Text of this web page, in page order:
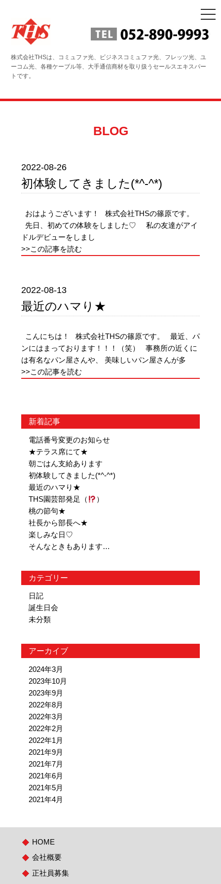
株式会社THSは、コミュファ光、ビジネスコミュファ光、フレッツ光、ユ
ーコム光、各種ケーブル等、大手通信商材を取り扱うセールスエキスパー
トです。
BLOG
2022-08-26
初体験してきました(*^-^*)
おはようございます！ 株式会社THSの篠原です。
先日、初めての体験をしました♡ 私の友達がアイ
ドルデビューをしまし
>>この記事を読む
2022-08-13
最近のハマり★
こんにちは！ 株式会社THSの篠原です。 最近、パ
ンにはまっております！！！（笑） 事務所の近くに
は有名なパン屋さんや、 美味しいパン屋さんが多
>>この記事を読む
新着記事
電話番号変更のお知らせ
★テラス席にて★
朝ごはん支給あります
初体験してきました(*^-^*)
最近のハマり★
THS園芸部発足（
）
桃の節句★
社長から部長へ★
楽しみな日♡
そんなときもあります…
カテゴリー
日記
誕生日会
未分類
アーカイブ
2024年3月
2023年10月
2023年9月
2022年8月
2022年3月
2022年2月
2022年1月
2021年9月
2021年7月
2021年6月
2021年5月
2021年4月
HOME
会社概要
正社員募集